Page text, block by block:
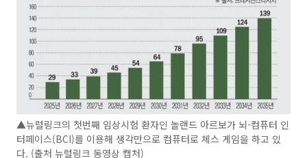
▲뉴럴링크의 첫번째 임상시험 환자인 놀랜드 아르보가 뇌-컴퓨터 인
터페이스(BCI)를 이용해 생각만으로 컴퓨터로 체스 게임을 하고 있
다. (출처 뉴럴링크 동영상 캡처)